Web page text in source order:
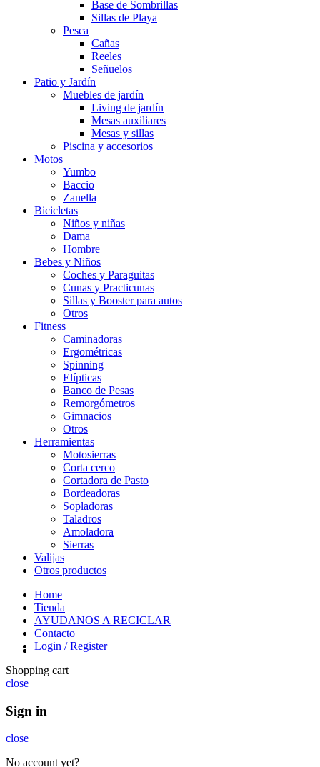
Base de Sombrillas
Sillas de Playa
Pesca
Cañas
Reeles
Señuelos
Patio y Jardín
Muebles de jardín
Living de jardín
Mesas auxiliares
Mesas y sillas
Piscina y accesorios
Motos
Yumbo
Baccio
Zanella
Bicicletas
Niños y niñas
Dama
Hombre
Bebes y Niños
Coches y Paraguitas
Cunas y Practicunas
Sillas y Booster para autos
Otros
Fitness
Caminadoras
Ergométricas
Spinning
Elípticas
Banco de Pesas
Remorgómetros
Gimnacios
Otros
Herramientas
Motosierras
Corta cerco
Cortadora de Pasto
Bordeadoras
Sopladoras
Taladros
Amoladora
Sierras
Valijas
Otros productos
Home
Tienda
AYUDANOS A RECICLAR
Contacto
Login / Register
Shopping cart
close
Sign in
close
No account yet?